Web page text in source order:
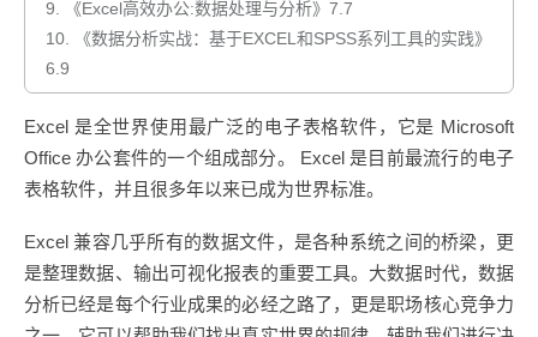
9.
《Excel高效办公:数据处理与分析》7.7
10.
《数据分析实战：基于EXCEL和SPSS系列工具的实践》
6.9
Excel 是全世界使用最广泛的电子表格软件，它是 Microsoft
Office 办公套件的一个组成部分。 Excel 是目前最流行的电子
表格软件，并且很多年以来已成为世界标准。
Excel 兼容几乎所有的数据文件，是各种系统之间的桥梁，更
是整理数据、输出可视化报表的重要工具。大数据时代，数据
分析已经是每个行业成果的必经之路了，更是职场核心竞争力